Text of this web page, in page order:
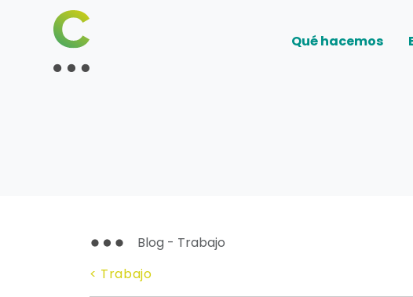
Qué hacemos
Blog - Trabajo
< Trabajo